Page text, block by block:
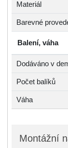
Materiál
Barevné
Balení, váha
Dodáváno v
Počet balíků
Váha
Montážní